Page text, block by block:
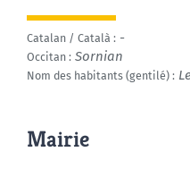
Catalan / Català : -
Occitan : Sornian
Nom des habitants (gentilé) :
Mairie